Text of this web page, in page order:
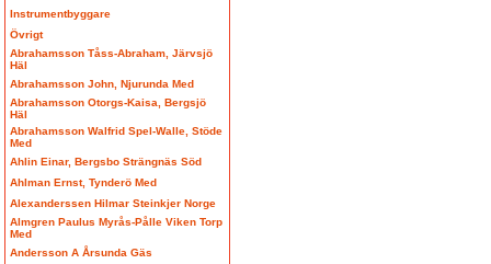
Instrumentbyggare
Övrigt
Abrahamsson Tåss-Abraham, Järvsjö
Häl
Abrahamsson John, Njurunda Med
Abrahamsson Otorgs-Kaisa, Bergsjö
Häl
Abrahamsson Walfrid Spel-Walle, Stöde
Med
Ahlin Einar, Bergsbo Strängnäs Söd
Ahlman Ernst, Tynderö Med
Alexanderssen Hilmar Steinkjer Norge
Almgren Paulus Myrås-Pålle Viken Torp
Med
Andersson A Årsunda Gäs